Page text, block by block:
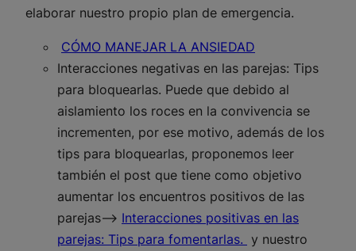
elaborar nuestro propio plan de emergencia.
CÓMO MANEJAR LA ANSIEDAD
Interacciones negativas en las parejas: Tips
para bloquearlas. Puede que debido al
aislamiento los roces en la convivencia se
incrementen, por ese motivo, además de los
tips para bloquearlas, proponemos leer
también el post que tiene como objetivo
aumentar los encuentros positivos de las
parejas–> Interacciones positivas en las
parejas: Tips para fomentarlas. y nuestro